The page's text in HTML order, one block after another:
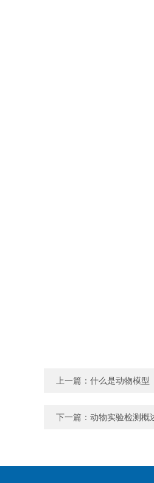
上一篇： 什么是动物模型
下一篇： 动物实验检测概